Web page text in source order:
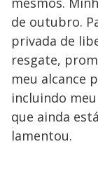
de outubro.
privada de
resgate,
meu alcance
incluindo
que ainda
lamentou.